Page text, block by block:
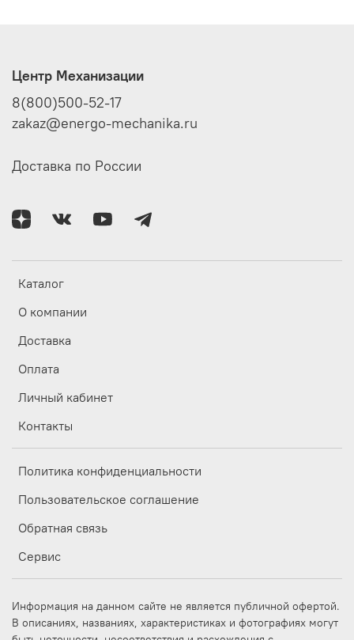
Каталог
О компании
Доставка
Оплата
Личный кабинет
Контакты
Политика конфиденциальности
Пользовательское соглашение
Обратная связь
Сервис
Центр Механизации
8(800)500-52-17
zakaz@energo-mechanika.ru
Доставка по России
Информация на данном сайте не является публичной офертой.
В описаниях, названиях, характеристиках и фотографиях могут